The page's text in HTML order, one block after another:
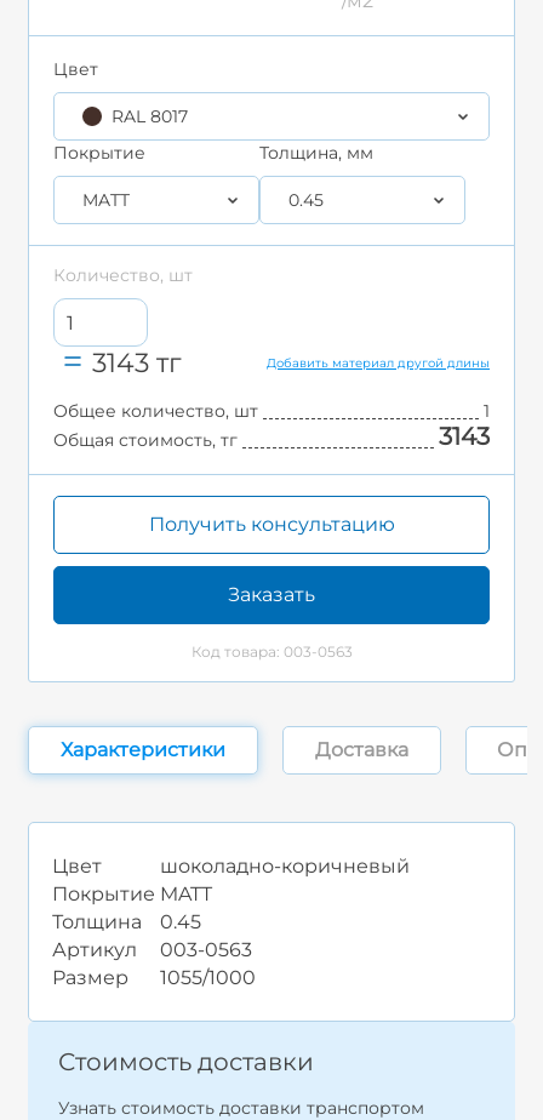
Цвет
RAL 8017
Покрытие
MATT
Толщина, мм
0.45
Количество, шт
3143 тг Добавить материал другой длины
Общее количество, шт
1
Общая стоимость, тг
3143
Получить консультацию
Заказать
Код товара: 003-0563
Характеристики Доставка
Цвет
шоколадно-коричневый
Покрытие MATT
Толщина
0.45
Артикул
003-0563
Размер
1055/1000
Стоимость доставки
Узнать стоимость доставки транспортом